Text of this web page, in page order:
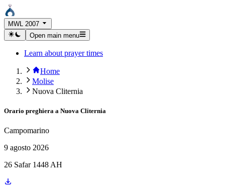
MWL 2007
Open main menu
Learn about prayer times
Home
Molise
Nuova Cliternia
Orario preghiera a Nuova Cliternia
Campomarino
9 agosto 2026
26 Safar 1448 AH